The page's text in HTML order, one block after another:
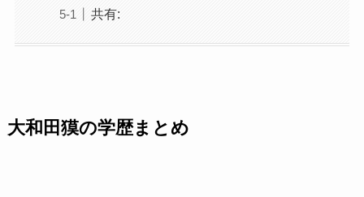
共有:
大和田獏の学歴まとめ